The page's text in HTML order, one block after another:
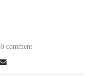
0 comment